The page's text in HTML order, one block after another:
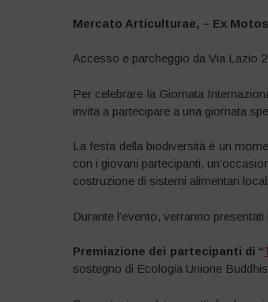
Mercato Articulturae, – Ex
Accesso e parcheggio da Via Lazio
Per celebrare la Giornata
invita a partecipare a una giornata
La festa della biodiversità è un
con i giovani partecipanti,
costruzione di sistemi alimentari
Durante l’evento, verranno
Premiazione dei partecipanti di “
sostegno di Ecologia Unione